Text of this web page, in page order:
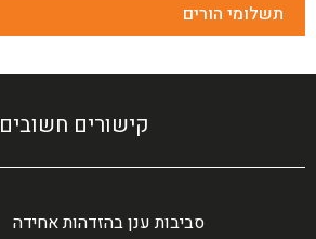
תשלומי הורים
קישורים חשובים
סביבות ענן בהזדהות אחידה